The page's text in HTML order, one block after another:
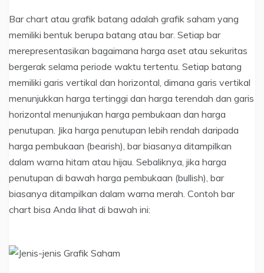
Bar chart atau grafik batang adalah grafik saham yang
memiliki bentuk berupa batang atau bar. Setiap bar
merepresentasikan bagaimana harga aset atau sekuritas
bergerak selama periode waktu tertentu. Setiap batang
memiliki garis vertikal dan horizontal, dimana garis vertikal
menunjukkan harga tertinggi dan harga terendah dan garis
horizontal menunjukan harga pembukaan dan harga
penutupan. Jika harga penutupan lebih rendah daripada
harga pembukaan (bearish), bar biasanya ditampilkan
dalam warna hitam atau hijau. Sebaliknya, jika harga
penutupan di bawah harga pembukaan (bullish), bar
biasanya ditampilkan dalam warna merah. Contoh bar
chart bisa Anda lihat di bawah ini: